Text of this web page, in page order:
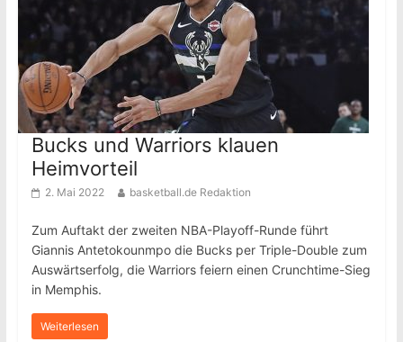
Bucks und Warriors klauen
Heimvorteil
2. Mai 2022 basketball.de Redaktion
Zum Auftakt der zweiten NBA-Playoff-Runde führt
Giannis Antetokounmpo die Bucks per Triple-Double zum
Auswärtserfolg, die Warriors feiern einen Crunchtime-Sieg
in Memphis.
Weiterlesen